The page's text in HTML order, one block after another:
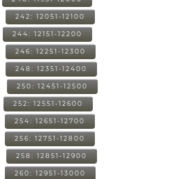
242: 12051-12100
244: 12151-12200
246: 12251-12300
248: 12351-12400
250: 12451-12500
252: 12551-12600
254: 12651-12700
256: 12751-12800
258: 12851-12900
260: 12951-13000